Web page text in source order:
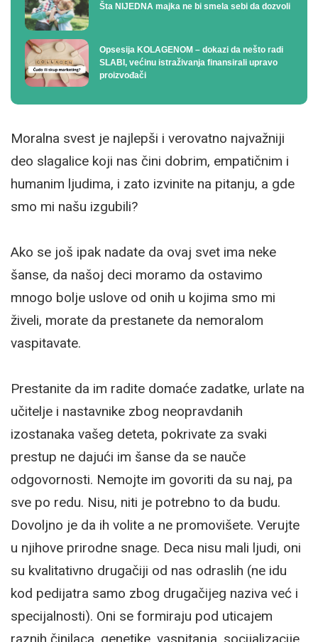
Šta NIJEDNA majka ne bi smela sebi da dozvoli
Opsesija KOLAGENOM – dokazi da nešto radi
SLABI, većinu istraživanja finansirali upravo
proizvođači
Moralna svest je najlepši i verovatno najvažniji
deo slagalice koji nas čini dobrim, empatičnim i
humanim ljudima, i zato izvinite na pitanju, a gde
smo mi našu izgubili?
Ako se još ipak nadate da ovaj svet ima neke
šanse, da našoj deci moramo da ostavimo
mnogo bolje uslove od onih u kojima smo mi
živeli, morate da prestanete da nemoralom
vaspitavate.
Prestanite da im radite domaće zadatke, urlate na
učitelje i nastavnike zbog neopravdanih
izostanaka vašeg deteta, pokrivate za svaki
prestup ne dajući im šanse da se nauče
odgovornosti. Nemojte im govoriti da su naj, pa
sve po redu. Nisu, niti je potrebno to da budu.
Dovoljno je da ih volite a ne promovišete. Verujte
u njihove prirodne snage. Deca nisu mali ljudi, oni
su kvalitativno drugačiji od nas odraslih (ne idu
kod pedijatra samo zbog drugačijeg naziva već i
specijalnosti). Oni se formiraju pod uticajem